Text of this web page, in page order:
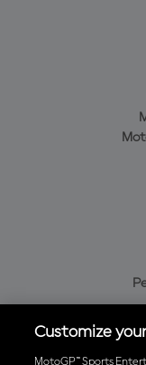
Customize
MotoGP™ Sports